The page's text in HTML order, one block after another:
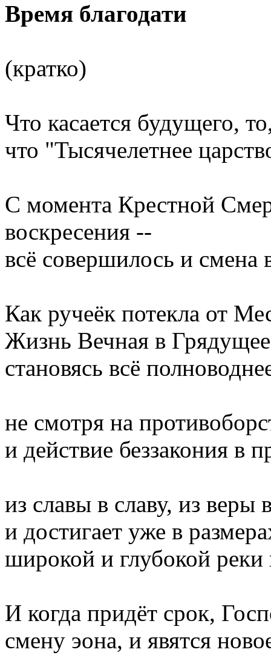
Время благодати
(кратко)
Что касается будущего,
что "Тысячелетнее
С момента Крестной
воскресения --
всё совершилось и смена
Как ручеёк потекла от
Жизнь Вечная в
становясь всё
не смотря на
и действие беззакония в
из славы в славу, из веры
и достигает уже в
широкой и глубокой
И когда придёт срок,
смену эона, и явятся